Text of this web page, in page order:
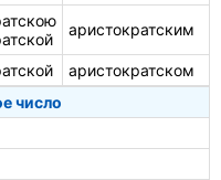
аристократским
аристократском
число